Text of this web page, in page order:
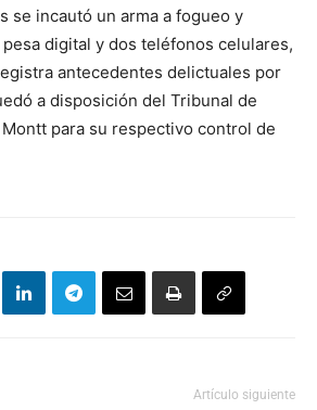
se incautó un arma a fogueo y
digital y dos teléfonos celulares,
antecedentes delictuales por
a disposición del Tribunal de
para su respectivo control de
Artículo siguiente